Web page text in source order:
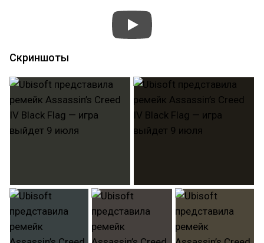
Скриншоты